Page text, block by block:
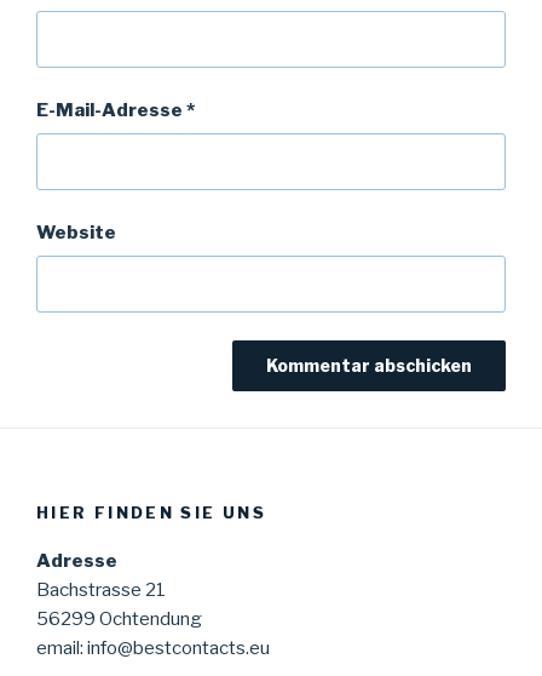
E-Mail-Adresse *
Website
HIER FINDEN SIE UNS
Adresse
Bachstrasse 21
56299 Ochtendung
email: info@bestcontacts.eu